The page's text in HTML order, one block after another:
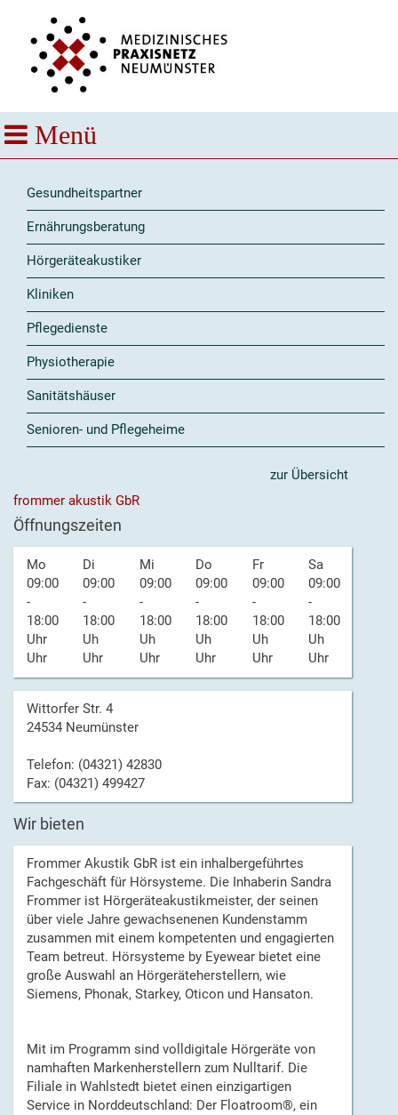
Gesundheitspartner
Ernährungsberatung
Hörgeräteakustiker
Kliniken
Pflegedienste
Physiotherapie
Sanitätshäuser
Senioren- und Pflegeheime
zur Übersicht
frommer akustik GbR
Öffnungszeiten
Mo
09:00
-
18:00
Uhr
Uhr
Di
09:00
-
18:00
Uh
Uhr
Mi
09:00
-
18:00
Uh
Uhr
Do
09:00
-
18:00
Uh
Uhr
Fr
09:00
-
18:00
Uh
Uhr
Sa
09:00
-
18:00
Uh
Uhr
Wittorfer Str. 4
24534 Neumünster
Telefon: (04321) 42830
Fax: (04321) 499427
Wir bieten
Frommer Akustik GbR ist ein inhalbergeführtes
Fachgeschäft für Hörsysteme. Die Inhaberin Sandra
Frommer ist Hörgeräteakustikmeister, der seinen
über viele Jahre gewachsenenen Kundenstamm
zusammen mit einem kompetenten und engagierten
Team betreut. Hörsysteme by Eyewear bietet eine
große Auswahl an Hörgeräteherstellern, wie
Siemens, Phonak, Starkey, Oticon und Hansaton.
Mit im Programm sind volldigitale Hörgeräte von
namhaften Markenherstellern zum Nulltarif. Die
Filiale in Wahlstedt bietet einen einzigartigen
Service in Norddeutschland: Der Floatroom®, ein